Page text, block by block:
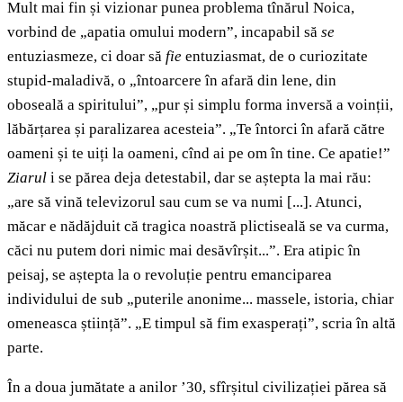
Mult mai fin și vizionar punea problema tînărul Noica,
vorbind de „apatia omului modern”, incapabil să se
entuziasmeze, ci doar să fie entuziasmat, de o curiozitate
stupid-maladivă, o „întoarcere în afară din lene, din
oboseală a spiritului”, „pur și simplu forma inversă a voinții,
lăbărțarea și paralizarea acesteia”. „Te întorci în afară către
oameni și te uiți la oameni, cînd ai pe om în tine. Ce apatie!”
Ziarul i se părea deja detestabil, dar se aștepta la mai rău:
„are să vină televizorul sau cum se va numi [...]. Atunci,
măcar e nădăjduit că tragica noastră plictiseală se va curma,
căci nu putem dori nimic mai desăvîrșit...”. Era atipic în
peisaj, se aștepta la o revoluție pentru emanciparea
individului de sub „puterile anonime... massele, istoria, chiar
omeneasca știință”. „E timpul să fim exasperați”, scria în altă
parte.
În a doua jumătate a anilor ’30, sfîrșitul civilizației părea să